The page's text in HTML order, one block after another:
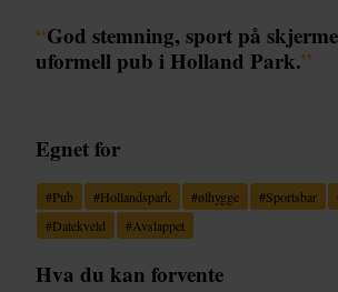
“God stemning, sport på
uformell pub i Holland Park.”
Egnet for
#Pub #Hollandspark #ølhygge #Sportsbar
#Datekveld #Avslappet
Hva du kan forvente